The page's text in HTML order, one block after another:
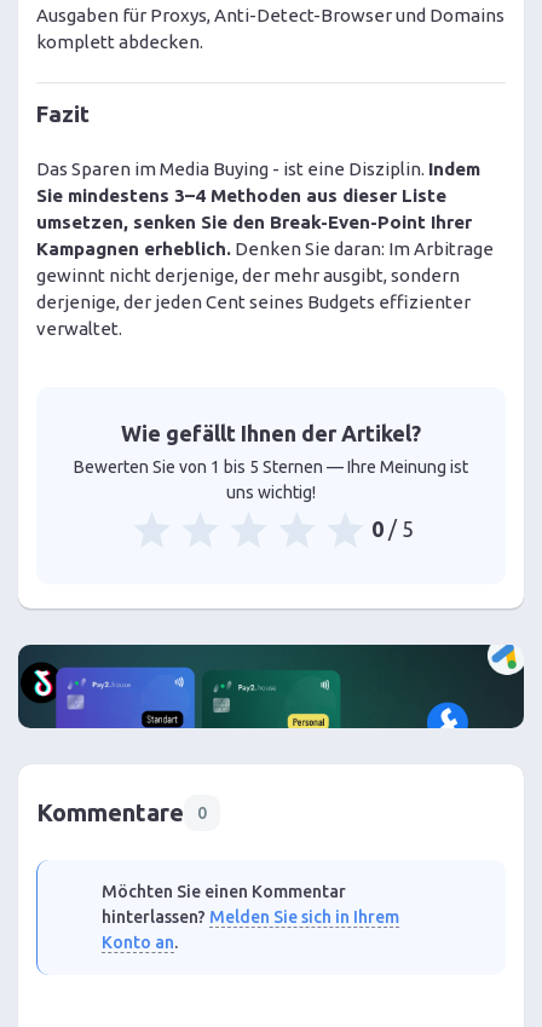
Ausgaben für Proxys, Anti-Detect-Browser und Domains
komplett abdecken.
Fazit
Das Sparen im Media Buying - ist eine Disziplin. Indem
Sie mindestens 3–4 Methoden aus dieser Liste
umsetzen, senken Sie den Break-Even-Point Ihrer
Kampagnen erheblich. Denken Sie daran: Im Arbitrage
gewinnt nicht derjenige, der mehr ausgibt, sondern
derjenige, der jeden Cent seines Budgets effizienter
verwaltet.
Wie gefällt Ihnen der Artikel?
Bewerten Sie von 1 bis 5 Sternen — Ihre Meinung ist
uns wichtig!
0/ 5
Kommentare 0
Möchten Sie einen Kommentar
hinterlassen? Melden Sie sich in Ihrem
Konto an.